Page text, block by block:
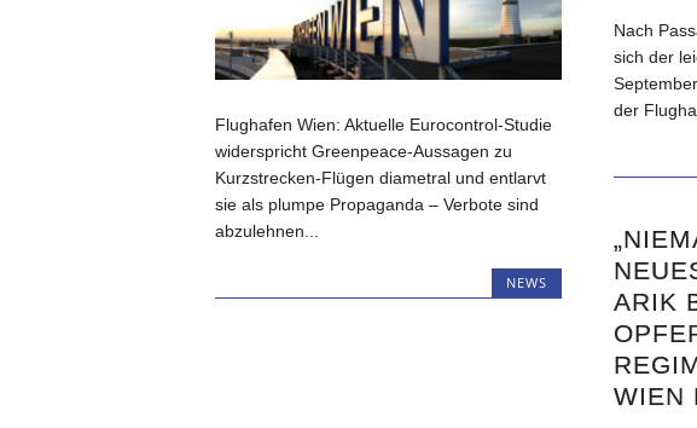
Flughafen Wien: Aktuelle Eurocontrol-Studie
widerspricht Greenpeace-Aussagen zu
Kurzstrecken-Flügen diametral und entlarvt
sie als plumpe Propaganda – Verbote sind
abzulehnen...
NEWS
Nach
sich der
der
ARIK
WIEN